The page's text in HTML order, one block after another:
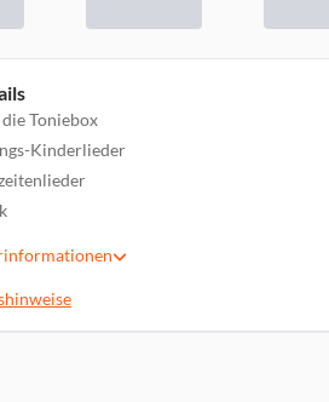
Toniebox
Kinderlieder
handbemalt, integrierter NFC-Chip